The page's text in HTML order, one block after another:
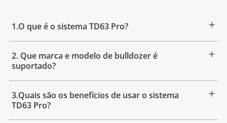
1.O que é o sistema TD63 Pro?
2. Que marca e modelo de bulldozer é
suportado?
3.Quais são os benefícios de usar o sistema
TD63 Pro?